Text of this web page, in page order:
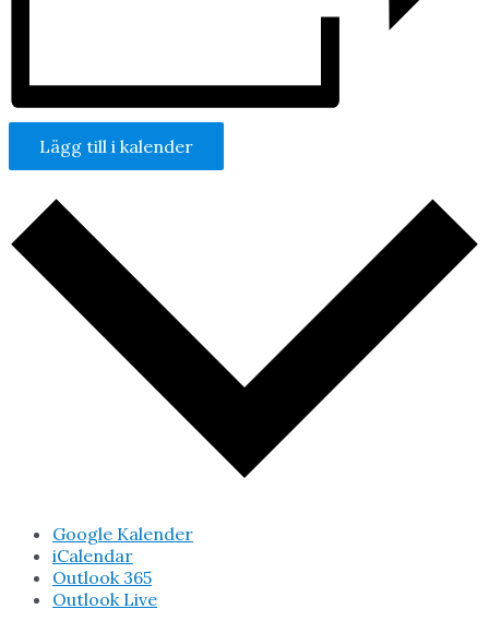
Lägg till i kalender
Google Kalender
iCalendar
Outlook 365
Outlook Live